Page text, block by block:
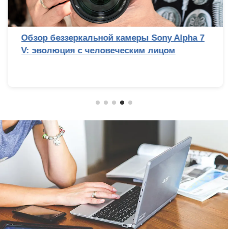
Обзор беззеркальной камеры Sony Alpha 7
V: эволюция с человеческим лицом